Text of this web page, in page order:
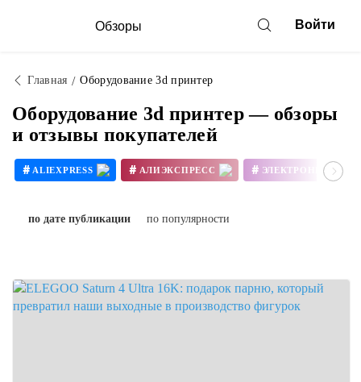
Обзоры Войти
Главная Оборудование 3d принтер
Оборудование 3d принтер — обзоры
и отзывы покупателей
# ALIEXPRESS # АЛИЭКСПРЕСС # ЭЛЕКТРОНИКА
по дате публикации по популярности